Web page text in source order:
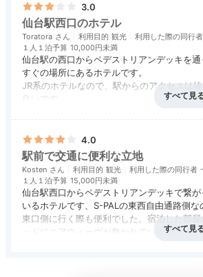
の和室まで多彩。19、20階のエグゼ
あるのは、ワンランク上の上質な客室。
仙台の街並みを見下ろす客室など贅沢
います。
16:00
緑を眺めながら
のんびりとお茶タイム
3.0
仙台駅西口のホテル
Toratora 利用目的 観光 利用した際の同行者
１人１泊予算 10,000円未満
仙台駅の西口からペデストリアンデッキを通
すぐの場所にあるホテルです。
JR系のホテルなので、駅からのアクセスは
良いです。
す。
食事・ドリンク
4.0
駅前で交通に便利な立地
Kosten 利用目的 観光 利用した際の同行者
１人１泊予算 15,000円未満
仙台駅西口からペデストリアンデッキで繋が
いるホテルです、S-PALの東西自由通路側な
東口側に行く際も便利でした。宿泊した部屋
ッドにエアウィーヴが敷かれていて初めて体